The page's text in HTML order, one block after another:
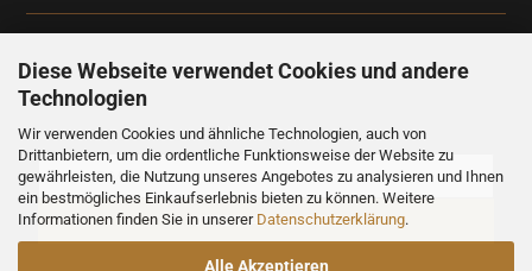
Diese Webseite verwendet Cookies und andere
Technologien
Wir verwenden Cookies und ähnliche Technologien, auch von
Drittanbietern, um die ordentliche Funktionsweise der Website zu
gewährleisten, die Nutzung unseres Angebotes zu analysieren und Ihnen
ein bestmögliches Einkaufserlebnis bieten zu können. Weitere
Informationen finden Sie in unserer Datenschutzerklärung.
Alle Akzeptieren
Newsletter